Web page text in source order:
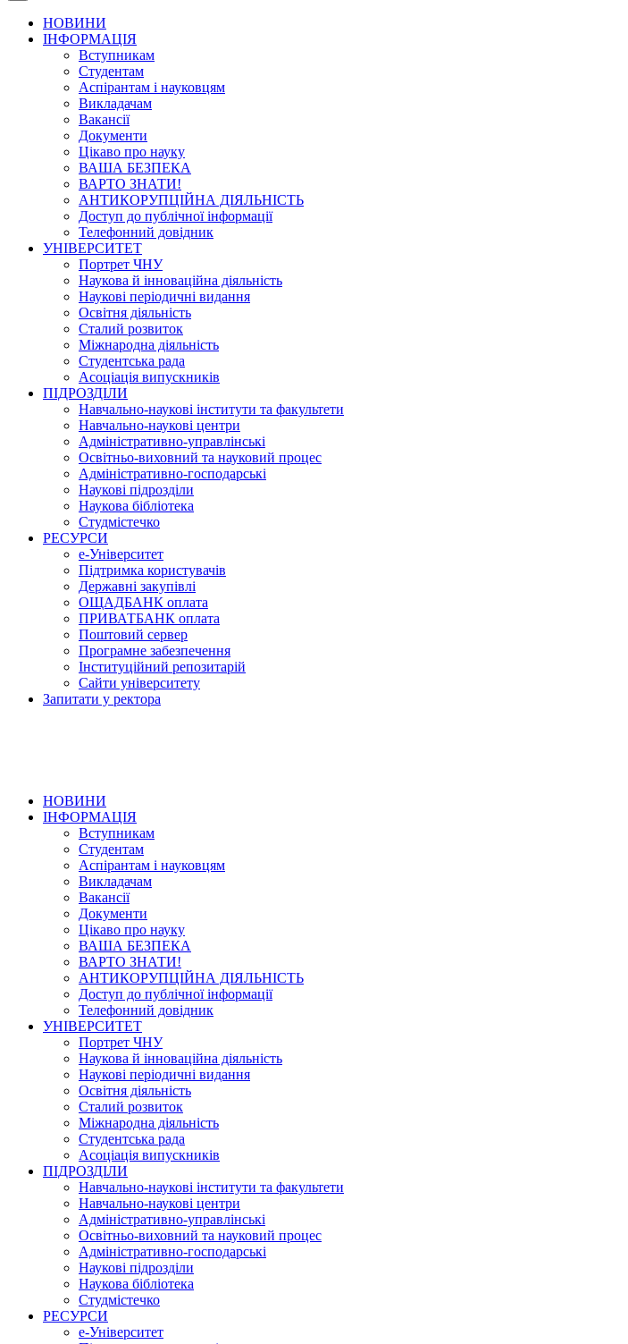
НОВИНИ
ІНФОРМАЦІЯ
Вступникам
Студентам
Аспірантам і науковцям
Викладачам
Вакансії
Документи
Цікаво про науку
ВАША БЕЗПЕКА
ВАРТО ЗНАТИ!
АНТИКОРУПЦІЙНА ДІЯЛЬНІСТЬ
Доступ до публічної інформації
Телефонний довідник
УНІВЕРСИТЕТ
Портрет ЧНУ
Наукова й інноваційна діяльність
Наукові періодичні видання
Освітня діяльність
Сталий розвиток
Міжнародна діяльність
Студентська рада
Асоціація випускників
ПІДРОЗДІЛИ
Навчально-наукові інститути та факультети
Навчально-наукові центри
Адміністративно-управлінські
Освітньо-виховний та науковий процес
Адміністративно-господарські
Наукові підрозділи
Наукова бібліотека
Студмістечко
РЕСУРСИ
е-Університет
Підтримка користувачів
Державні закупівлі
ОЩАДБАНК оплата
ПРИВАТБАНК оплата
Поштовий сервер
Програмне забезпечення
Інституційний репозитарій
Сайти університету
Запитати у ректора
НОВИНИ
ІНФОРМАЦІЯ
Вступникам
Студентам
Аспірантам і науковцям
Викладачам
Вакансії
Документи
Цікаво про науку
ВАША БЕЗПЕКА
ВАРТО ЗНАТИ!
АНТИКОРУПЦІЙНА ДІЯЛЬНІСТЬ
Доступ до публічної інформації
Телефонний довідник
УНІВЕРСИТЕТ
Портрет ЧНУ
Наукова й інноваційна діяльність
Наукові періодичні видання
Освітня діяльність
Сталий розвиток
Міжнародна діяльність
Студентська рада
Асоціація випускників
ПІДРОЗДІЛИ
Навчально-наукові інститути та факультети
Навчально-наукові центри
Адміністративно-управлінські
Освітньо-виховний та науковий процес
Адміністративно-господарські
Наукові підрозділи
Наукова бібліотека
Студмістечко
РЕСУРСИ
е-Університет